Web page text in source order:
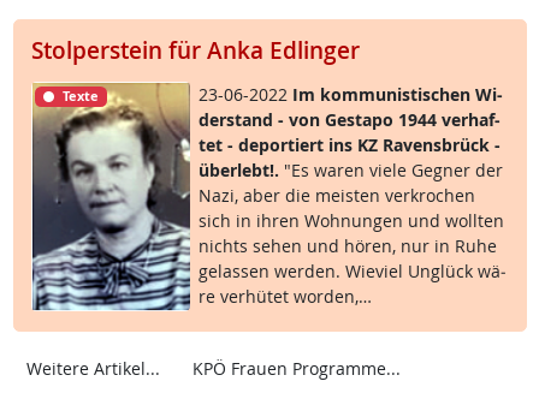
Stolperstein für Anka Edlinger
Texte 23-06-2022 Im kom­mu­nis­ti­schen Wi­
der­stand - von Ge­sta­po 1944 ver­haf­
tet - de­por­tiert ins KZ Ra­vens­brück -
über­lebt!. "Es wa­ren vie­le Geg­ner der
Na­zi, aber die meis­ten ver­kro­chen
sich in ih­ren Woh­nun­gen und woll­ten
nichts se­hen und hö­ren, nur in Ru­he
ge­las­sen wer­den. Wie­viel Un­glück wä­
re ver­hü­tet wor­den,…
Weitere Artikel... KPÖ Frauen Programme...